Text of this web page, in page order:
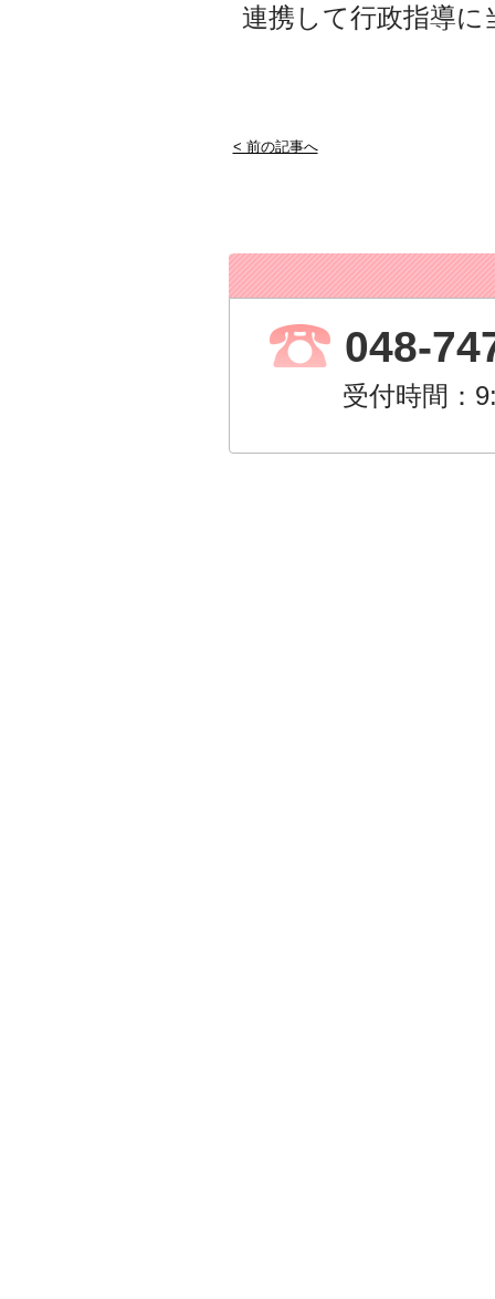
連携して行政指導
< 前の記事へ
048-
受付時間：